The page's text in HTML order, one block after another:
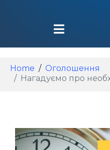
Home
Оголошення
Нагадуємо про необхідність сплати земельного податку, а також податку